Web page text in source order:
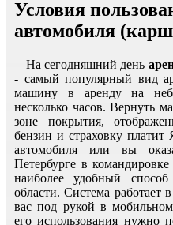
Условия
автомобиля
На сегодняшний день
- самый популярный вид
машину в аренду на
несколько часов. Вернуть
зоне покрытия,
бензин и страховку платит
автомобиля или вы
Петербурге в
наиболее удобный
области. Система работает
вас под рукой в
его использования нужно